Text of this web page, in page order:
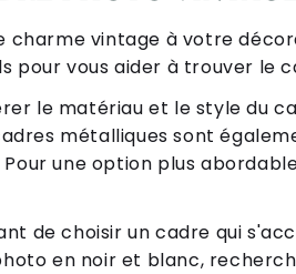
charme vintage à votre
pour vous aider à trouver le
le matériau et le style du
métalliques sont
une option plus
de choisir un cadre qui
en noir et blanc,